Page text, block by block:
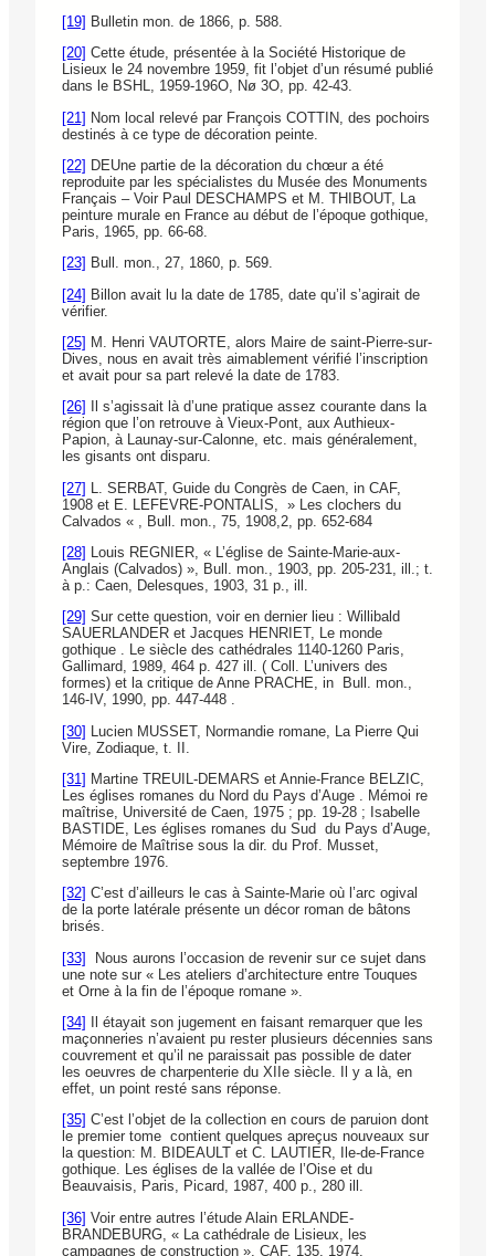
[19] Bulletin mon. de 1866, p. 588.
[20] Cette étude, présentée à la Société Historique de
Lisieux le 24 novembre 1959, fit l’objet d’un résumé publié
dans le BSHL, 1959-196O, Nø 3O, pp. 42-43.
[21] Nom local relevé par François COTTIN, des pochoirs
destinés à ce type de décoration peinte.
[22] DEUne partie de la décoration du chœur a été
reproduite par les spécialistes du Musée des Monuments
Français – Voir Paul DESCHAMPS et M. THIBOUT, La
peinture murale en France au début de l’époque gothique,
Paris, 1965, pp. 66-68.
[23] Bull. mon., 27, 1860, p. 569.
[24] Billon avait lu la date de 1785, date qu’il s’agirait de
vérifier.
[25] M. Henri VAUTORTE, alors Maire de saint-Pierre-sur-
Dives, nous en avait très aimablement vérifié l’inscription
et avait pour sa part relevé la date de 1783.
[26]
Il s’agissait là d’une pratique assez courante dans la
région que l’on retrouve à Vieux-Pont, aux Authieux-
Papion, à Launay-sur-Calonne, etc. mais généralement,
les gisants ont disparu.
[27] L. SERBAT, Guide du Congrès de Caen, in CAF,
1908 et E. LEFEVRE-PONTALIS, » Les clochers du
Calvados « , Bull. mon., 75, 1908,2, pp. 652-684
[28]
Louis REGNIER, « L’église de Sainte-Marie-aux-
Anglais (Calvados) », Bull. mon., 1903, pp. 205-231, ill.; t.
à p.: Caen, Delesques, 1903, 31 p., ill.
[29] Sur cette question, voir en dernier lieu : Willibald
SAUERLANDER et Jacques HENRIET, Le monde
gothique . Le siècle des cathédrales 1140-1260 Paris,
Gallimard, 1989, 464 p. 427 ill. ( Coll. L’univers des
formes) et la critique de Anne PRACHE, in Bull. mon.,
146-IV, 1990, pp. 447-448 .
[30] Lucien MUSSET, Normandie romane, La Pierre Qui
Vire, Zodiaque, t. II.
[31] Martine TREUIL-DEMARS et Annie-France BELZIC,
Les églises romanes du Nord du Pays d’Auge . Mémoi re
maîtrise, Université de Caen, 1975 ; pp. 19-28 ; Isabelle
BASTIDE, Les églises romanes du Sud du Pays d’Auge,
Mémoire de Maîtrise sous la dir. du Prof. Musset,
septembre 1976.
[32] C’est d’ailleurs le cas à Sainte-Marie où l’arc ogival
de la porte latérale présente un décor roman de bâtons
brisés.
[33] Nous aurons l’occasion de revenir sur ce sujet dans
une note sur « Les ateliers d’architecture entre Touques
et Orne à la fin de l’époque romane ».
[34]
Il étayait son jugement en faisant remarquer que les
maçonneries n’avaient pu rester plusieurs décennies sans
couvrement et qu’il ne paraissait pas possible de dater
les oeuvres de charpenterie du XIIe siècle. Il y a là, en
effet, un point resté sans réponse.
[35] C’est l’objet de la collection en cours de paruion dont
le premier tome contient quelques apreçus nouveaux sur
la question: M. BIDEAULT et C. LAUTIER, Ile-de-France
gothique. Les églises de la vallée de l’Oise et du
Beauvaisis, Paris, Picard, 1987, 400 p., 280 ill.
[36] Voir entre autres l’étude Alain ERLANDE-
BRANDEBURG, « La cathédrale de Lisieux, les
campagnes de construction », CAF, 135, 1974.